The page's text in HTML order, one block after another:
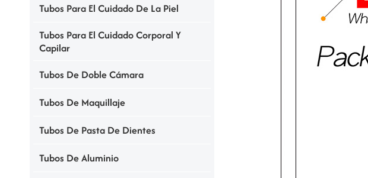
Tubos Para El Cuidado De La Piel
Tubos Para El Cuidado Corporal Y
Capilar
Tubos De Doble Cámara
Tubos De Maquillaje
Tubos De Pasta De Dientes
Tubos De Aluminio